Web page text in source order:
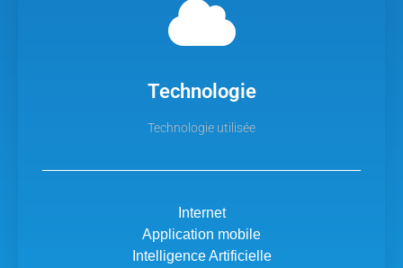
Technologie
Technologie utilisée
Internet
Application mobile
Intelligence Artificielle